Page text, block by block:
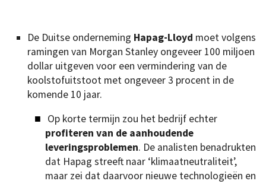
De Duitse onderneming Hapag-Lloyd moet volgens
ramingen van Morgan Stanley ongeveer 100 miljoen
dollar uitgeven voor een vermindering van de
koolstofuitstoot met ongeveer 3 procent in de
komende 10 jaar.
Op korte termijn zou het bedrijf echter
profiteren van de aanhoudende
leveringsproblemen. De analisten benadrukten
dat Hapag streeft naar ‘klimaatneutraliteit’,
maar zei dat daarvoor nieuwe technologieën en